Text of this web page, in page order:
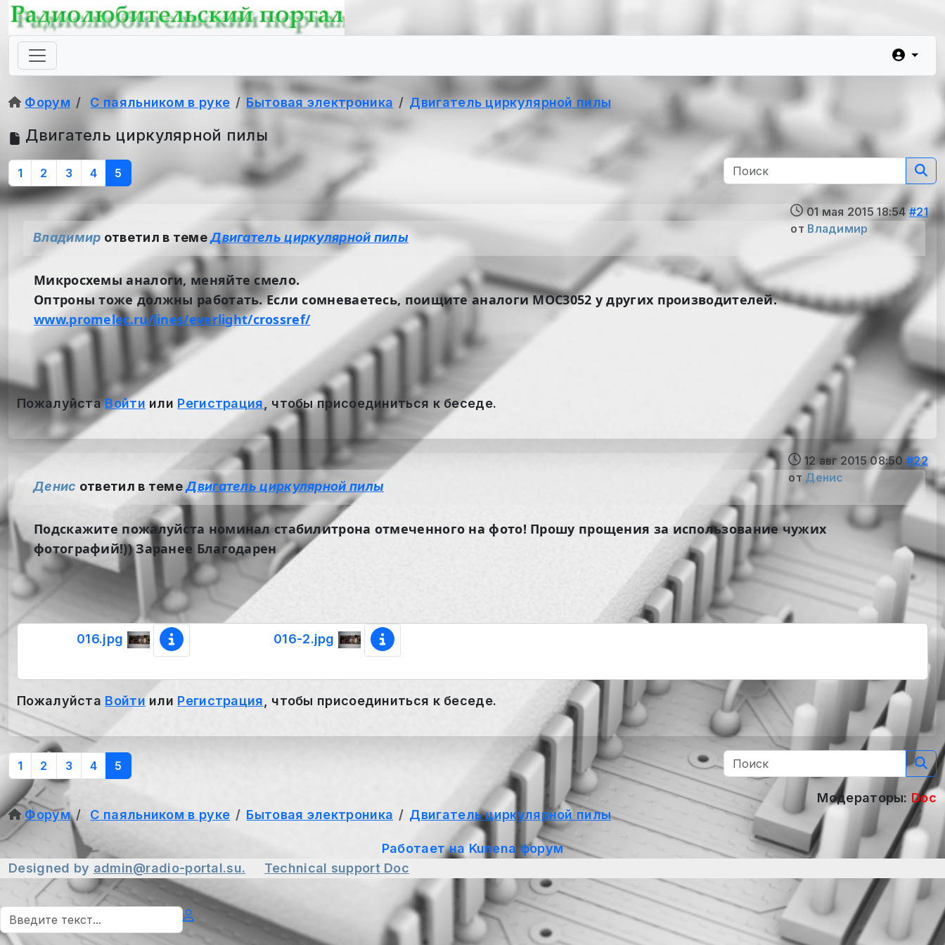
Форум С паяльником в руке Бытовая электроника Двигатель циркулярной пилы
Двигатель циркулярной пилы
1 2 3 4 5
01 мая 2015 18:54 #21
от Владимир
Владимир ответил в темеДвигатель циркулярной пилы
Микросхемы аналоги, меняйте смело.
Оптроны тоже должны работать. Если сомневаетесь, поищите аналоги МОС3052 у других производителей.
www.promelec.ru/lines/everlight/crossref/
ПожалуйстаВойти или Регистрация , чтобы присоединиться к беседе.
12 авг 2015 08:50 #22
от Денис
Денис ответил в темеДвигатель циркулярной пилы
Подскажите пожалуйста номинал стабилитрона отмеченного на фото! Прошу прощения за использование чужих
фотографий!)) Заранее Благодарен
016.jpg 016-2.jpg
Пожалуйста Войти или Регистрация , чтобы присоединиться к беседе.
1 2 3 4 5
Модераторы: Doc
Форум
С паяльником в руке Бытовая электроника Двигатель циркулярной пилы
Работает на Kunena форум
Designed by admin@radio-portal.su. Technical support Doc
Поиск